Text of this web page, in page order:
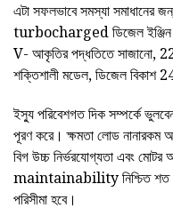
এটা সফলভাবে সমস্যা সমাধানের
turbocharged ডিজেল ইঞ্জিন
V- আকৃতির পদ্ধতিতে সাজানো,
শক্তিশালী মডেল, ডিজেল বিকাশ
ইস্যু পরিবেশগত দিক সম্পর্কে
পূরণ করে। ক্ষমতা লোড নানারকম
বিগ উচ্চ নির্ভরযোগ্যতা এবং
maintainability নিশ্চিত শত
পরিসীমা হবে।